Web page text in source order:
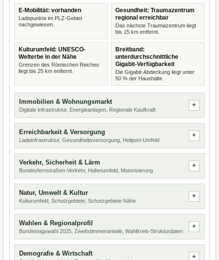
E-Mobilität: vorhanden
Ladepunkte im PLZ-Gebiet
nachgewiesen.
Gesundheit: Traumazentrum
regional erreichbar
Das nächste Traumazentrum liegt
bis 15 km entfernt.
Kulturumfeld: UNESCO-
Welterbe in der Nähe
Grenzen des Römischen Reiches
liegt bis 25 km entfernt.
Breitband:
unterdurchschnittliche
Gigabit-Verfügbarkeit
Die Gigabit-Abdeckung liegt unter
50 % der Haushalte.
Immobilien & Wohnungsmarkt
Digitale Infrastruktur, Energieanlagen, Regionale Kaufkraft
Erreichbarkeit & Versorgung
Ladeinfrastruktur, Gesundheitsversorgung, Heliport-Umfeld
Verkehr, Sicherheit & Lärm
Bundesfernstraßen-Verkehr, Hafenumfeld, Motorisierung
Natur, Umwelt & Kultur
Kulturumfeld, Schutzgebiete, Schutzgebiete Nähe
Wahlen & Regionalprofil
Bundestagswahl 2025, Zweitstimmenanteile, Wahlkreis-Strukturdaten
Demografie & Wirtschaft